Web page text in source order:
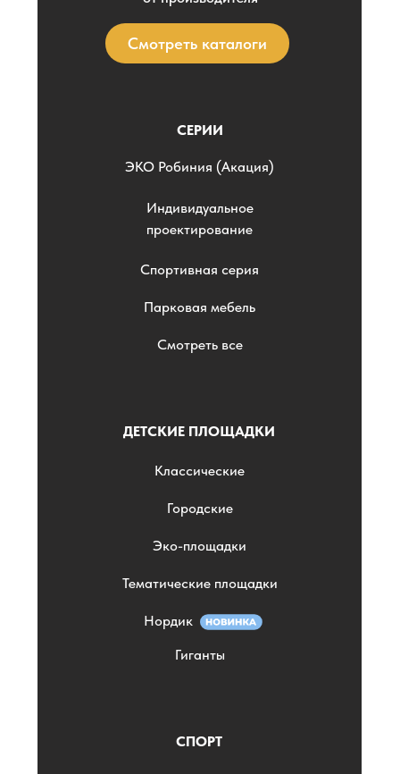
Смотреть каталоги
СЕРИИ
ЭKO Робиния (Акация)
Спортивная серия
Парковая мебель
Смотреть все
Индивидуальное
проектирование
ДЕТСКИЕ ПЛОЩАДКИ
Классические
Городские
Эко-площадки
Тематические площадки
Нордик
Гиганты
СПОРТ